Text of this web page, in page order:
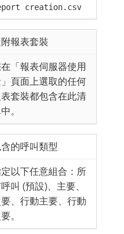
creation.csv
報表套裝
「報表伺服器使用
頁面上選取的任何
套裝都包含在此清
。
的呼叫類型
以下任意組合：所
叫 (預設)、主要、
、行動主要、行動
。